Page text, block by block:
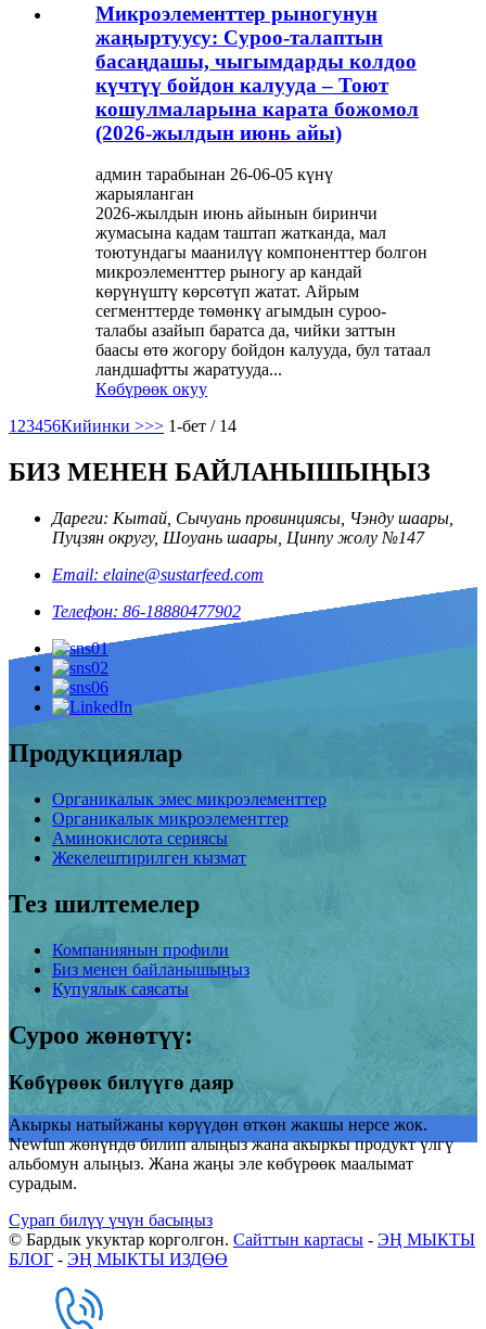
Микроэлементтер рыногунун
жаңыртуусу: Суроо-талаптын
басаңдашы, чыгымдарды колдоо
күчтүү бойдон калууда – Тоют
кошулмаларына карата божомол
(2026-жылдын июнь айы)
админ тарабынан 26-06-05 күнү
жарыяланган
2026-жылдын июнь айынын биринчи
жумасына кадам таштап жатканда, мал
тоютундагы маанилүү компоненттер болгон
микроэлементтер рыногу ар кандай
көрүнүштү көрсөтүп жатат. Айрым
сегменттерде төмөнкү агымдын суроо-
талабы азайып баратса да, чийки заттын
баасы өтө жогору бойдон калууда, бул татаал
ландшафтты жаратууда...
Көбүрөөк окуу
1 23456Кийинки >>> 1-бет / 14
БИЗ МЕНЕН БАЙЛАНЫШЫҢЫЗ
Дареги: Кытай, Сычуань провинциясы, Чэнду шаары,
Пуцзян округу, Шоуань шаары, Цинпу жолу №147
Email: elaine@sustarfeed.com
Телефон: 86-18880477902
Продукциялар
Органикалык эмес микроэлементтер
Органикалык микроэлементтер
Аминокислота сериясы
Жекелештирилген кызмат
Тез шилтемелер
Компаниянын профили
Биз менен байланышыңыз
Купуялык саясаты
Суроо жөнөтүү:
Көбүрөөк билүүгө даяр
Акыркы натыйжаны көрүүдөн өткөн жакшы нерсе жок.
Newfun жөнүндө билип алыңыз жана акыркы продукт үлгү
альбомун алыңыз. Жана жаңы эле көбүрөөк маалымат
сурадым.
Сурап ​​билүү үчүн басыңыз
© Бардык укуктар корголгон. Сайттын картасы - ЭҢ МЫКТЫ
БЛОГ - ЭҢ МЫКТЫ ИЗДӨӨ